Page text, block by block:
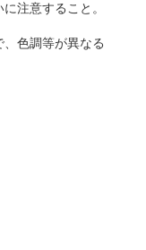
注意すること。
色調等が異なる